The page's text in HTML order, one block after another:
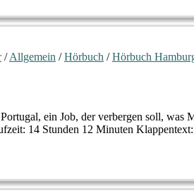
/Allgemein /Hörbuch /Hörbuch
ein Job, der verbergen soll,
14 Stunden 12 Minuten